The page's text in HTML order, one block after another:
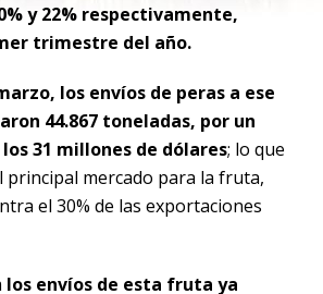
y 22% respectivamente,
trimestre del año.
los envíos de peras a ese
44.867 toneladas, por un
31 millones de dólares; lo que
principal mercado para la fruta,
el 30% de las exportaciones
los envíos de esta fruta ya